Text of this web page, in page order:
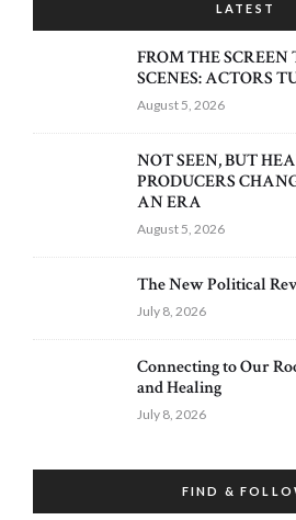
LATEST
FROM THE
SCENES: ACTORS
August 5, 2026
NOT SEEN, BUT
PRODUCERS
AN ERA
August 5, 2026
The New Political
July 8, 2026
Connecting to Our
and Healing
July 8, 2026
FIND &